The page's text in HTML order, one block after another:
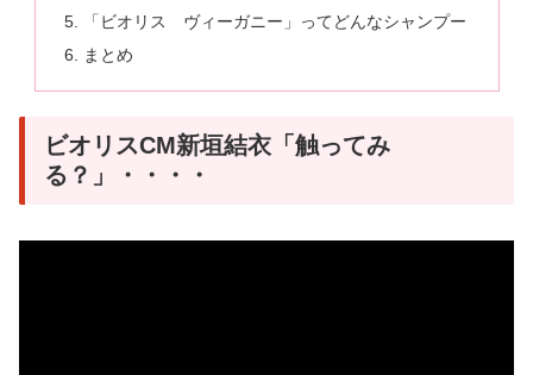
「ビオリス ヴィーガニー」ってどんなシャンプー
まとめ
ビオリスCM新垣結衣「触ってみ
る？」・・・・